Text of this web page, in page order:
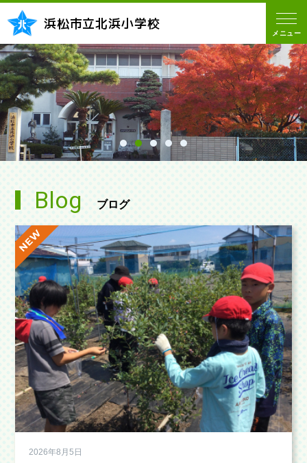
浜松市立北浜小学校
メニュー
Blog ブログ
2026年8月5日